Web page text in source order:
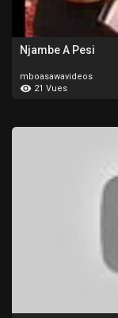
Njambe A Pesi
mboasawavideos
21 Vues